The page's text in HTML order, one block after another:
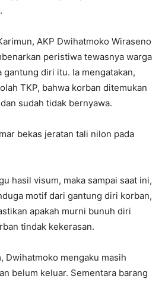
AKP Dwihatmoko Wiraseno
peristiwa tewasnya warga
gantung diri itu. Ia mengatakan,
TKP, bahwa korban ditemukan
sudah tidak bernyawa.
bekas jeratan tali nilon pada
hasil visum, maka sampai saat ini,
motif dari gantung diri korban,
apakah murni bunuh diri
tindak kekerasan.
Dwihatmoko mengaku masih
belum keluar. Sementara barang